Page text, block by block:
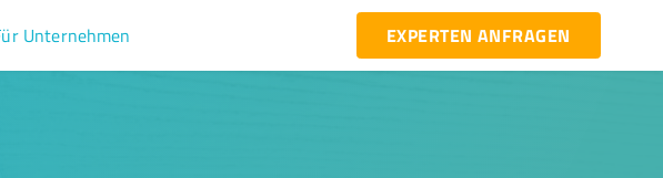
Unternehmen EXPERTEN ANFRAGEN